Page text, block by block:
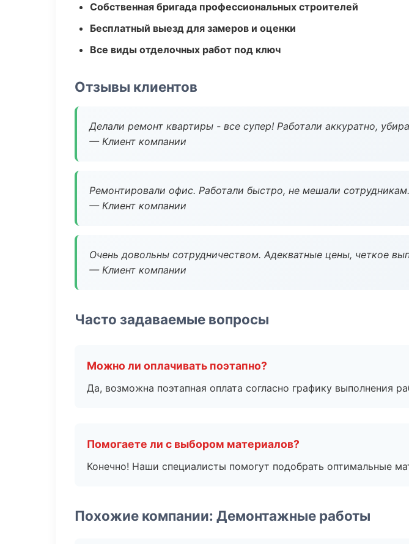
Собственная бригада профессиональных строителей
Бесплатный выезд для замеров и оценки
Все виды отделочных работ под ключ
Отзывы клиентов
Делали ремонт квартиры - все супер! Работали аккуратно,
— Клиент компании
Ремонтировали офис. Работали быстро, не мешали
— Клиент компании
Очень довольны сотрудничеством. Адекватные цены, четкое
— Клиент компании
Часто задаваемые вопросы
Можно ли оплачивать поэтапно?
Да, возможна поэтапная оплата согласно графику выполнения
Помогаете ли с выбором материалов?
Конечно! Наши специалисты помогут подобрать оптимальные
Похожие компании: Демонтажные работы